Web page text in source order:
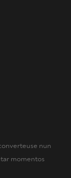
nun
momentos